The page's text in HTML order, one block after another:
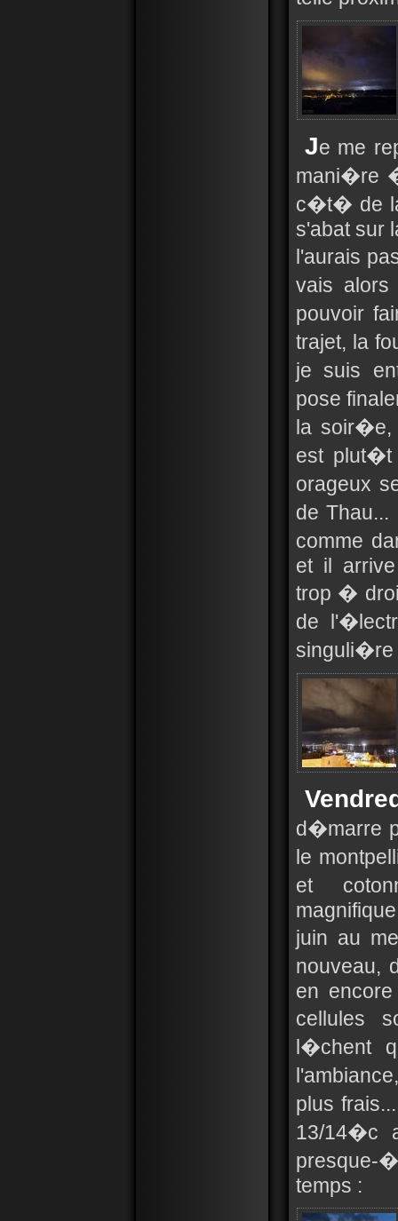
Je me
mani�re
c�t� de
s'abat sur
l'aurais
vais
pouvoir
trajet, la
je suis
pose
la soir�e,
est plut�t
orageux
de
comme
et il
trop �
de
singuli�re
d�marre
le
et
juin au
nouveau,
en
cellules
l�chent
plus
13/14�c
temps :